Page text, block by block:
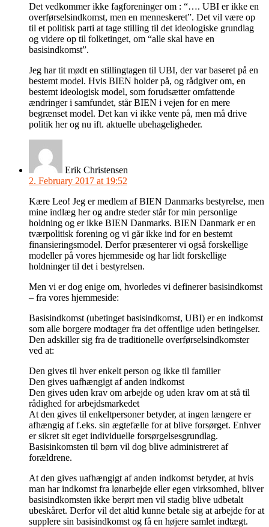
Det vedkommer ikke fagforeninger om : “…. UBI er ikke en
overførselsindkomst, men en menneskeret”. Det vil være op
til et politisk parti at tage stilling til det ideologiske grundlag
og videre op til folketinget, om “alle skal have en
basisindkomst”.
Jeg har tit mødt en stillingtagen til UBI, der var baseret på en
bestemt model. Hvis BIEN holder på, og rådgiver om, en
bestemt ideologisk model, som forudsætter omfattende
ændringer i samfundet, står BIEN i vejen for en mere
begrænset model. Det kan vi ikke vente på, men må drive
politik her og nu ift. aktuelle ubehageligheder.
Erik Christensen
2. February 2017 at 19:52
Kære Leo! Jeg er medlem af BIEN Danmarks bestyrelse, men
mine indlæg her og andre steder står for min personlige
holdning og er ikke BIEN Danmarks. BIEN Danmark er en
tværpolitisk forening og vi går ikke ind for en bestemt
finansieringsmodel. Derfor præsenterer vi også forskellige
modeller på vores hjemmeside og har lidt forskellige
holdninger til det i bestyrelsen.
Men vi er dog enige om, hvorledes vi definerer basisindkomst
– fra vores hjemmeside:
Basisindkomst (ubetinget basisindkomst, UBI) er en indkomst
som alle borgere modtager fra det offentlige uden betingelser.
Den adskiller sig fra de traditionelle overførselsindkomster
ved at:
Den gives til hver enkelt person og ikke til familier
Den gives uafhængigt af anden indkomst
Den gives uden krav om arbejde og uden krav om at stå til
rådighed for arbejdsmarkedet
At den gives til enkeltpersoner betyder, at ingen længere er
afhængig af f.eks. sin ægtefælle for at blive forsørget. Enhver
er sikret sit eget individuelle forsørgelsesgrundlag.
Basisinkomsten til børn vil dog blive administreret af
forældrene.
At den gives uafhængigt af anden indkomst betyder, at hvis
man har indkomst fra lønarbejde eller egen virksomhed, bliver
basisindkomsten ikke berørt men vil stadig blive udbetalt
ubeskåret. Derfor vil det altid kunne betale sig at arbejde for at
supplere sin basisindkomst og få en højere samlet indtægt.